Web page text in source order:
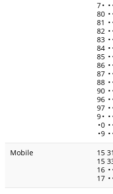
7• •
80 •
81 •
82 •
83 •
84 •
85 •
86 •
87 •
88 •
90 •
96 •
97 •
9• •
•0 •
•9 •
Mobile
15
15
16 •
17 •